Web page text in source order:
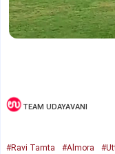
TEAM UDAYAVANI
#Ravi Tamta #Almora